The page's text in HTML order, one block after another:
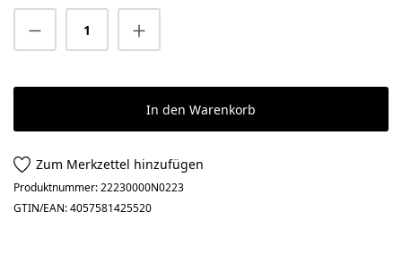
Produkt Anzahl: Gib den gewünschten
In den Warenkorb
Zum Merkzettel hinzufügen
Produktnummer:22230000N0223
GTIN/EAN:4057581425520